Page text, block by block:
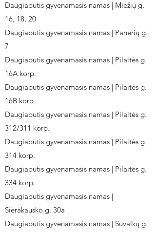
Daugiabutis gyvenamasis namas | Miežių g.
16, 18, 20
Daugiabutis gyvenamasis namas | Panerių g.
7
Daugiabutis gyvenamasis namas | Pilaitės g.
16A korp.
Daugiabutis gyvenamasis namas | Pilaitės g.
16B korp.
Daugiabutis gyvenamasis namas | Pilaitės g.
312/311 korp.
Daugiabutis gyvenamasis namas | Pilaitės g.
314 korp.
Daugiabutis gyvenamasis namas | Pilaitės g.
334 korp.
Daugiabutis gyvenamasis namas |
Sierakausko g. 30a
Daugiabutis gyvenamasis namas | Suvalkų g.